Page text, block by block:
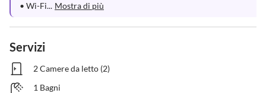
• Wi-Fi... Mostra di più
Servizi
2 Camere da letto (2)
1 Bagni